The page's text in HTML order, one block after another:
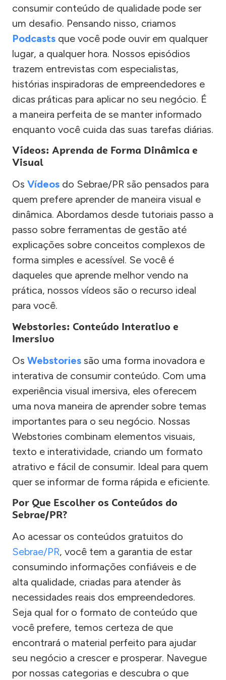
consumir conteúdo de qualidade pode ser
um desafio. Pensando nisso, criamos
Podcasts que você pode ouvir em qualquer
lugar, a qualquer hora. Nossos episódios
trazem entrevistas com especialistas,
histórias inspiradoras de empreendedores e
dicas práticas para aplicar no seu negócio. É
a maneira perfeita de se manter informado
enquanto você cuida das suas tarefas diárias.
Vídeos: Aprenda de Forma Dinâmica e
Visual
Os Vídeos do Sebrae/PR são pensados para
quem prefere aprender de maneira visual e
dinâmica. Abordamos desde tutoriais passo a
passo sobre ferramentas de gestão até
explicações sobre conceitos complexos de
forma simples e acessível. Se você é
daqueles que aprende melhor vendo na
prática, nossos vídeos são o recurso ideal
para você.
Webstories: Conteúdo Interativo e
Imersivo
Os Webstories são uma forma inovadora e
interativa de consumir conteúdo. Com uma
experiência visual imersiva, eles oferecem
uma nova maneira de aprender sobre temas
importantes para o seu negócio. Nossas
Webstories combinam elementos visuais,
texto e interatividade, criando um formato
atrativo e fácil de consumir. Ideal para quem
quer se informar de forma rápida e eficiente.
Por Que Escolher os Conteúdos do
Sebrae/PR?
Ao acessar os conteúdos gratuitos do
Sebrae/PR, você tem a garantia de estar
consumindo informações confiáveis e de
alta qualidade, criadas para atender às
necessidades reais dos empreendedores.
Seja qual for o formato de conteúdo que
você prefere, temos certeza de que
encontrará o material perfeito para ajudar
seu negócio a crescer e prosperar. Navegue
por nossas categorias e descubra o que